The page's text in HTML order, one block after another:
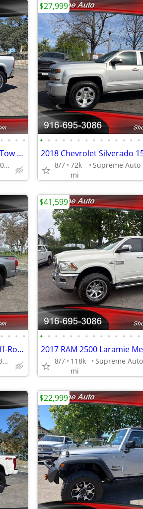
• • • •
2018 RAM 1500 Laramie Crew Cab*4X4*Tow Package*Lifted*loaded*Moon Roof
Supreme Auto Call 916-695-3086 fair oaks
• • • • • • • • • • • • • •
8/7 72k
mi
$27,999
• • • •
2017 Toyota Tacoma Double Cab TRD Off-Road*4X4*Rear Camera*Heated Seat
Supreme Auto Call 916-695-3086 fair oaks
• • • • • • • • • • • • • •
8/7
118k
mi
$41,599
$22,999